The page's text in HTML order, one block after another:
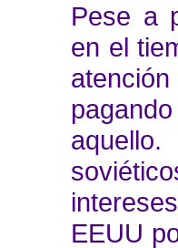
Pese a
en el
EEUU